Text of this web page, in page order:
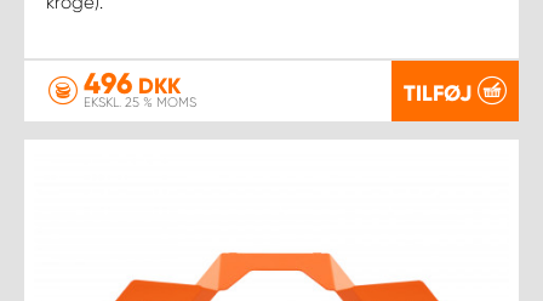
496 DKK
EKSKL. 25 % MOMS TILFØJ